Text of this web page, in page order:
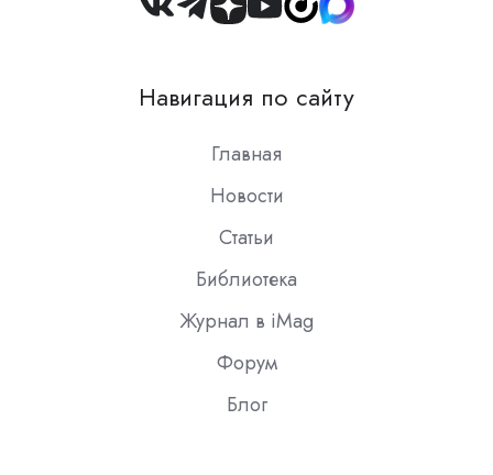
Join
Slack
Навигация по сайту
Главная
Новости
Статьи
Библиотека
Журнал в iMag
Форум
Блог